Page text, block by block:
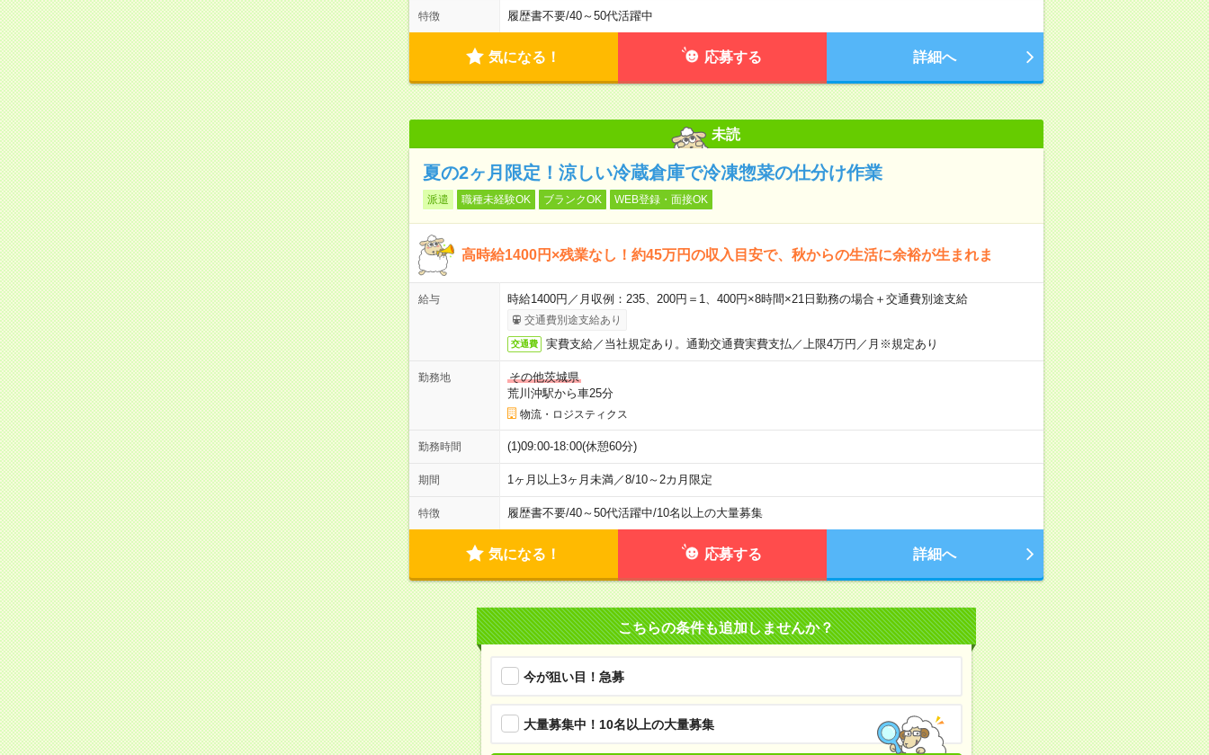
特徴 履歴書不要/40～50代活躍中
気になる！ 応募する 詳細へ
未読
夏の2ヶ月限定！涼しい冷蔵倉庫で冷凍惣菜の仕分け作業
派遣 職種未経験OK ブランクOK WEB登録・面接OK
高時給1400円×残業なし！約45万円の収入目安で、秋からの生活に余裕が生まれま
給与 時給1400円／月収例：235、200円＝1、400円×8時間×21日勤務の場合＋交通費別途支給
交通費別途支給あり
交通費 実費支給／当社規定あり。通勤交通費実費支払／上限4万円／月※規定あり
勤務地
その他茨城県
荒川沖駅から車25分
物流・ロジスティクス
勤務時間 (1)09:00-18:00(休憩60分)
期間 1ヶ月以上3ヶ月未満／8/10～2カ月限定
特徴 履歴書不要/40～50代活躍中/10名以上の大量募集
気になる！ 応募する 詳細へ
こちらの条件も追加しませんか？
今が狙い目！急募
大量募集中！10名以上の大量募集